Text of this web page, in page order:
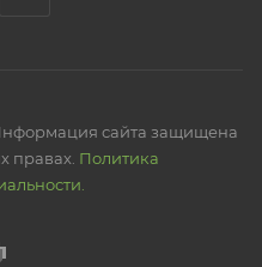
сайта защищена
правах. Политика